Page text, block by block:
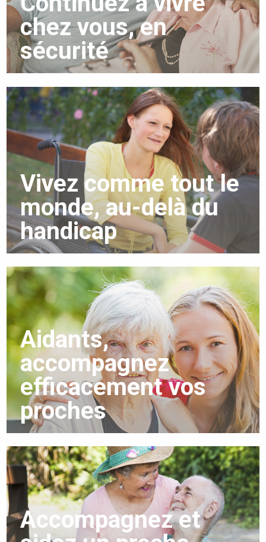
chez vous, en
sécurité
Vivez comme tout le
monde, au-delà du
handicap
Aidants,
accompagnez
efficacement vos
proches
Accompagnez et